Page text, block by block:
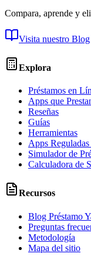
Compara, aprende y
Visita nuestro Blog
Explora
Préstamos en
Apps que
Reseñas
Guías
Herramientas
Apps
Simulador de
Calculadora de
Recursos
Blog Préstamo
Preguntas
Metodología
Mapa del sitio